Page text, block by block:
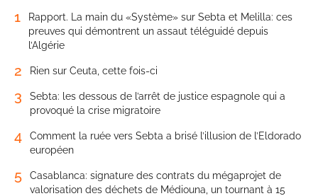
1
Rapport. La main du «Système» sur Sebta et Melilla: ces
preuves qui démontrent un assaut téléguidé depuis
l’Algérie
2 Rien sur Ceuta, cette fois-ci
3
Sebta: les dessous de l’arrêt de justice espagnole qui a
provoqué la crise migratoire
4
Comment la ruée vers Sebta a brisé l’illusion de l’Eldorado
européen
5
Casablanca: signature des contrats du mégaprojet de
valorisation des déchets de Médiouna, un tournant à 15